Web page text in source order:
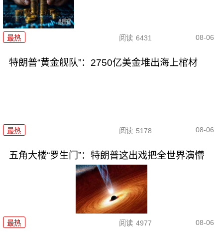
最热 阅读 6431 08-06
特朗普“黄金舰队”：2750亿美金堆出海上棺材
最热 阅读 5178 08-06
五角大楼“罗生门”：特朗普这出戏把全世界演懵
最热 阅读 4977 08-06